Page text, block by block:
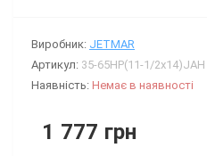
Виробник: JETMAR
Артикул: 35-65HP(11-1/2x14)JAH
Наявність: Немає в наявності
1 777 грн